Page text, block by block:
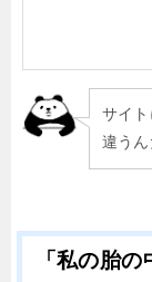
サイ
違う
「私の胎